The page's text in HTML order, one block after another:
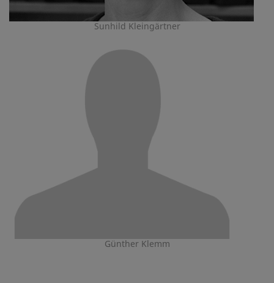
Sunhild Kleingärtner
Günther Klemm